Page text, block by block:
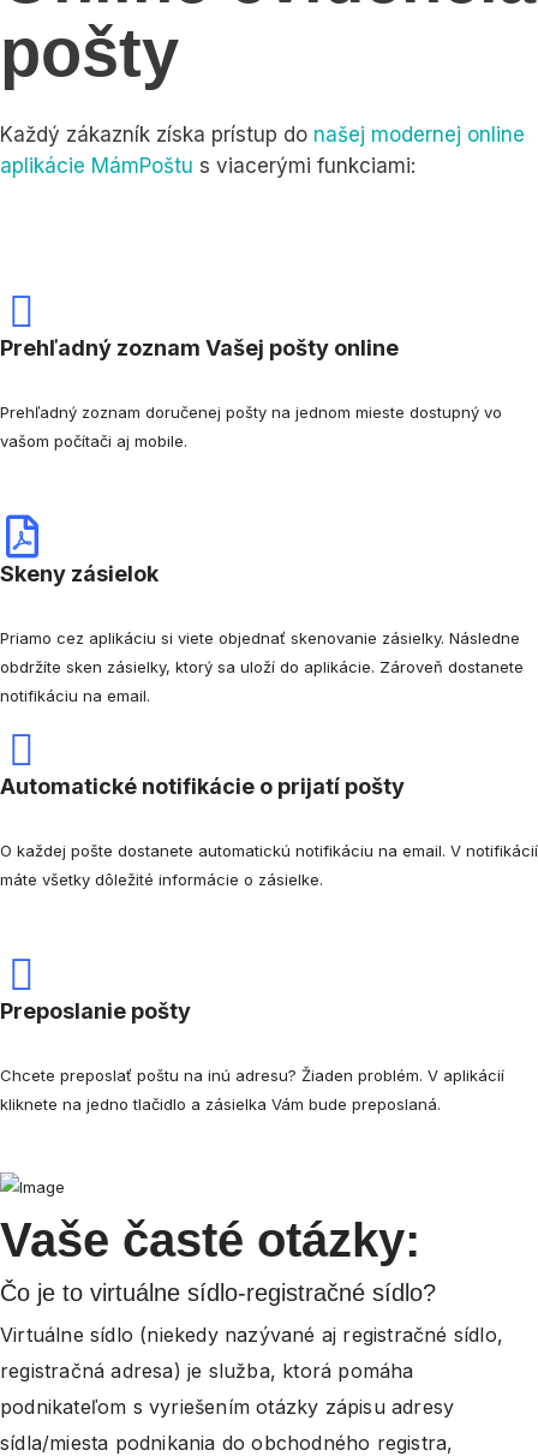
pošty
Každý zákazník získa prístup do našej modernej online
aplikácie MámPoštu s viacerými funkciami:
Prehľadný zoznam Vašej pošty online
Prehľadný zoznam doručenej pošty na jednom mieste dostupný vo
vašom počítači aj mobile.
Skeny zásielok
Priamo cez aplikáciu si viete objednať skenovanie zásielky. Následne
obdržíte sken zásielky, ktorý sa uloží do aplikácie. Zároveň dostanete
notifikáciu na email.
Automatické notifikácie o prijatí pošty
O každej pošte dostanete automatickú notifikáciu na email. V notifikácií
máte všetky dôležité informácie o zásielke.
Preposlanie pošty
Chcete preposlať poštu na inú adresu? Žiaden problém. V aplikácií
kliknete na jedno tlačidlo a zásielka Vám bude preposlaná.
Vaše časté otázky:
Čo je to virtuálne sídlo-registračné sídlo?
Virtuálne sídlo (niekedy nazývané aj registračné sídlo,
registračná adresa) je služba, ktorá pomáha
podnikateľom s vyriešením otázky zápisu adresy
sídla/miesta podnikania do obchodného registra,